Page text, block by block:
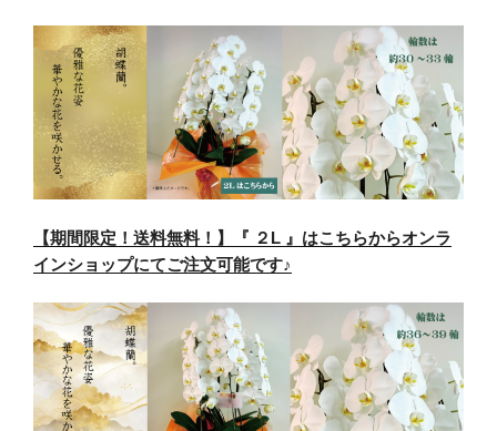
【期間限定！送料無料！】『 ２L 』はこちらからオンラ
インショップにてご注文可能です♪